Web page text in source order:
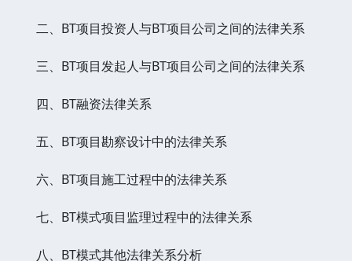
二、BT项目投资人与BT项目公司之间的法律关系
三、BT项目发起人与BT项目公司之间的法律关系
四、BT融资法律关系
五、BT项目勘察设计中的法律关系
六、BT项目施工过程中的法律关系
七、BT模式项目监理过程中的法律关系
八、BT模式其他法律关系分析